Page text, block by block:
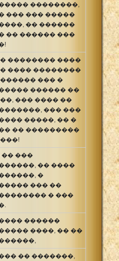
��������,
��� ��� �����
�� ������
�� ������ ���
�������� ����
���� ��������
��� �
������ ��
��� ���� ��
��� ���
�����, �� �
�� ���������
�� ���
�� ����
�
��� ��
� ���
������
����, �� ��
�� �������,